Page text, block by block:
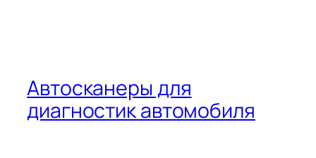
Автосканеры для
диагностик автомобиля